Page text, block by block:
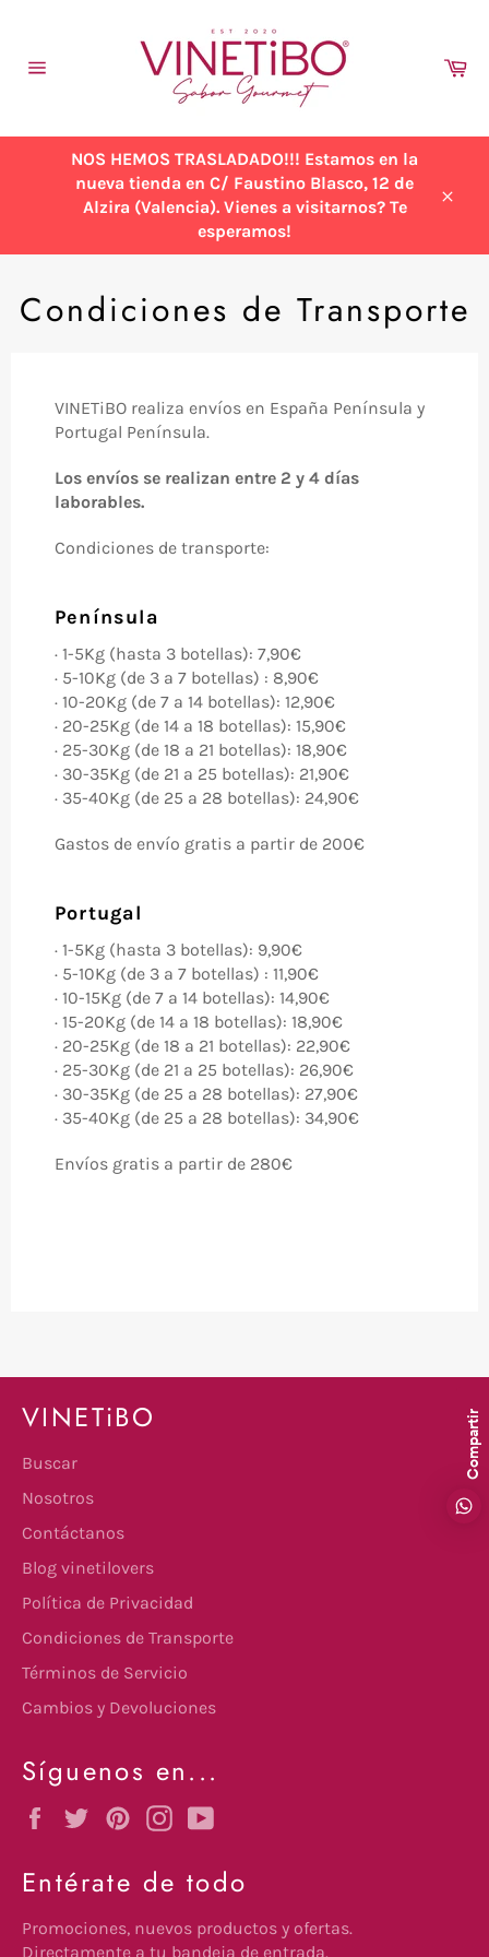
NOS HEMOS TRASLADADO!!! Estamos en la
nueva tienda en C/ Faustino Blasco, 12 de
Alzira (Valencia). Vienes a visitarnos? Te
esperamos!
Condiciones de Transporte
VINETiBO realiza envíos en España Península y
Portugal Península.
Los envíos se realizan entre 2 y 4 días
laborables.
Condiciones de transporte:
Península
· 1-5Kg (hasta 3 botellas): 7,90€
· 5-10Kg (de 3 a 7 botellas) : 8,90€
· 10-20Kg (de 7 a 14 botellas): 12,90€
· 20-25Kg (de 14 a 18 botellas): 15,90€
· 25-30Kg (de 18 a 21 botellas): 18,90€
· 30-35Kg (de 21 a 25 botellas): 21,90€
· 35-40Kg (de 25 a 28 botellas): 24,90€
Gastos de envío gratis a partir de 200€
Portugal
· 1-5Kg (hasta 3 botellas): 9,90€
· 5-10Kg (de 3 a 7 botellas) : 11,90€
· 10-15Kg (de 7 a 14 botellas): 14,90€
· 15-20Kg (de 14 a 18 botellas): 18,90€
· 20-25Kg (de 18 a 21 botellas): 22,90€
· 25-30Kg (de 21 a 25 botellas): 26,90€
· 30-35Kg (de 25 a 28 botellas): 27,90€
· 35-40Kg (de 25 a 28 botellas): 34,90€
Envíos gratis a partir de 280€
VINETiBO
Buscar
Nosotros
Contáctanos
Blog vinetilovers
Política de Privacidad
Condiciones de Transporte
Términos de Servicio
Cambios y Devoluciones
Síguenos en...
FacebookTwitterPinterestInstagram
Entérate de todo
Promociones, nuevos productos y ofertas.
Directamente a tu bandeja de entrada.
Compartir